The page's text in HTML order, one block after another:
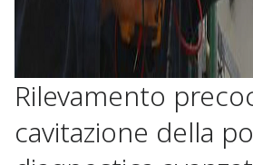
Rilevamento
cavitazione della